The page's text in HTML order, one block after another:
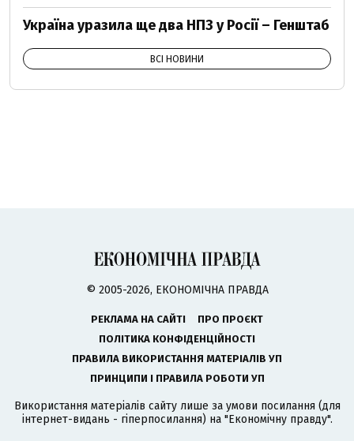
Україна уразила ще два НПЗ у Росії – Генштаб
ВСІ НОВИНИ
© 2005-2026, ЕКОНОМІЧНА ПРАВДА
РЕКЛАМА НА САЙТІ
ПРО ПРОЄКТ
ПОЛІТИКА КОНФІДЕНЦІЙНОСТІ
ПРАВИЛА ВИКОРИСТАННЯ МАТЕРІАЛІВ УП
ПРИНЦИПИ І ПРАВИЛА РОБОТИ УП
Використання матеріалів сайту лише за умови посилання (для
інтернет-видань - гіперпосилання) на "Економічну правду".